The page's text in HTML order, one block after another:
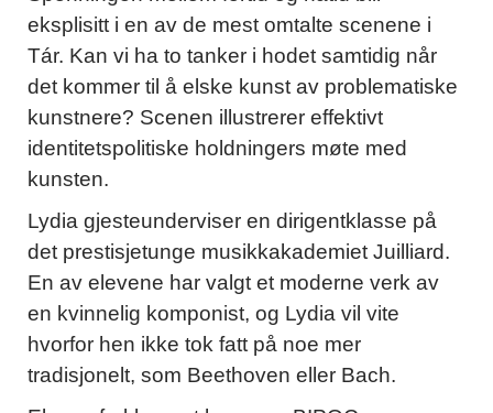
eksplisitt i en av de mest omtalte scenene i
Tár. Kan vi ha to tanker i hodet samtidig når
det kommer til å elske kunst av problematiske
kunstnere? Scenen illustrerer effektivt
identitetspolitiske holdningers møte med
kunsten.
Lydia gjesteunderviser en dirigentklasse på
det prestisjetunge musikkakademiet Juilliard.
En av elevene har valgt et moderne verk av
en kvinnelig komponist, og Lydia vil vite
hvorfor hen ikke tok fatt på noe mer
tradisjonelt, som Beethoven eller Bach.